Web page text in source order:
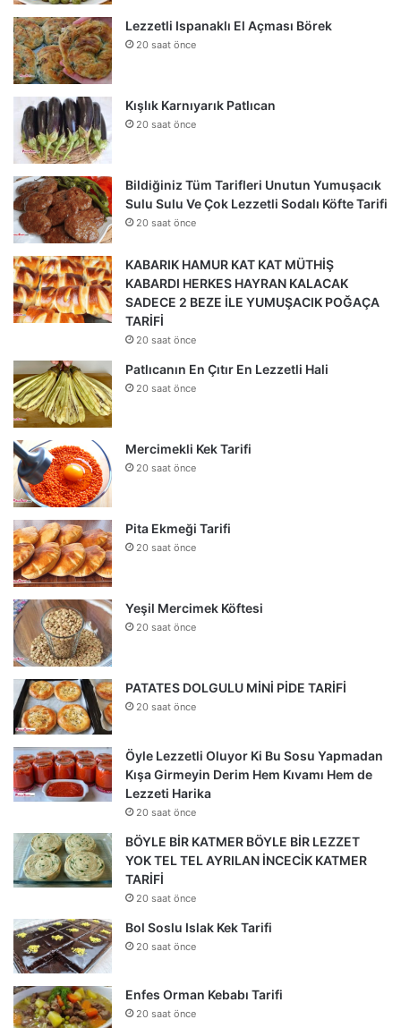
Lezzetli Ispanaklı El Açması Börek
20 saat önce
Kışlık Karnıyarık Patlıcan
20 saat önce
Bildiğiniz Tüm Tarifleri Unutun Yumuşacık
Sulu Sulu Ve Çok Lezzetli Sodalı Köfte Tarifi
20 saat önce
KABARIK HAMUR KAT KAT MÜTHİŞ
KABARDI HERKES HAYRAN KALACAK
SADECE 2 BEZE İLE YUMUŞACIK POĞAÇA
TARİFİ
20 saat önce
Patlıcanın En Çıtır En Lezzetli Hali
20 saat önce
Mercimekli Kek Tarifi
20 saat önce
Pita Ekmeği Tarifi
20 saat önce
Yeşil Mercimek Köftesi
20 saat önce
PATATES DOLGULU MİNİ PİDE TARİFİ
20 saat önce
Öyle Lezzetli Oluyor Ki Bu Sosu Yapmadan
Kışa Girmeyin Derim Hem Kıvamı Hem de
Lezzeti Harika
20 saat önce
BÖYLE BİR KATMER BÖYLE BİR LEZZET
YOK TEL TEL AYRILAN İNCECİK KATMER
TARİFİ
20 saat önce
Bol Soslu Islak Kek Tarifi
20 saat önce
Enfes Orman Kebabı Tarifi
20 saat önce